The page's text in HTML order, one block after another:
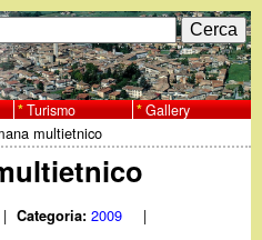
d
Turismo Gallery
multietnico
| Categoria:2009 |